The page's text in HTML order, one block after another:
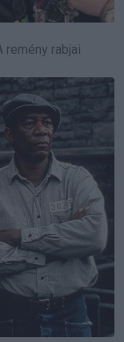
remény rabjai